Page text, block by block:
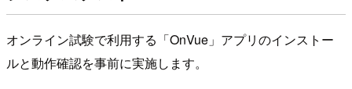
オンライン試験で利用する「OnVue」アプリのインストー
ルと動作確認を事前に実施します。